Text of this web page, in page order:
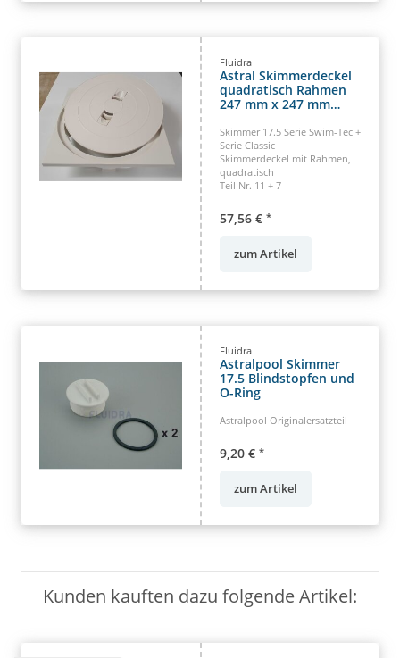
Fluidra
Astral Skimmerdeckel
quadratisch Rahmen
247 mm x 247 mm
Skimmer 17.5 Serie Swim-Tec +
Serie Classic
Skimmerdeckel mit Rahmen,
quadratisch
Teil Nr. 11 + 7
57,56 € *
zum Artikel
Fluidra
Astralpool Skimmer
17.5 Blindstopfen und
O-Ring
Astralpool Originalersatzteil
9,20 € *
zum Artikel
Kunden kauften dazu folgende Artikel: